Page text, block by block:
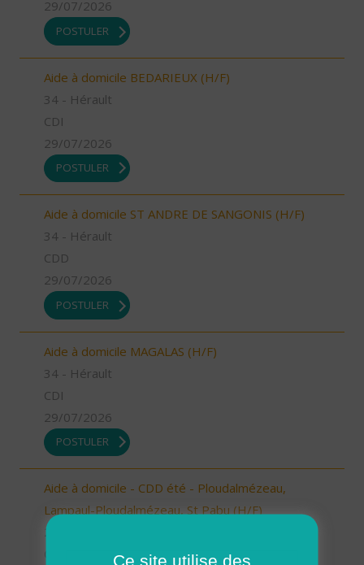
29/07/2026
POSTULER
Aide à domicile BEDARIEUX (H/F)
34 - Hérault
CDI
29/07/2026
POSTULER
Aide à domicile ST ANDRE DE SANGONIS (H/F)
34 - Hérault
CDD
29/07/2026
POSTULER
Aide à domicile MAGALAS (H/F)
34 - Hérault
CDI
29/07/2026
POSTULER
Aide à domicile - CDD été - Ploudalmézeau,
Lampaul-Ploudalmézeau, St Pabu (H/F)
29 - Finistère
Ce site utilise des